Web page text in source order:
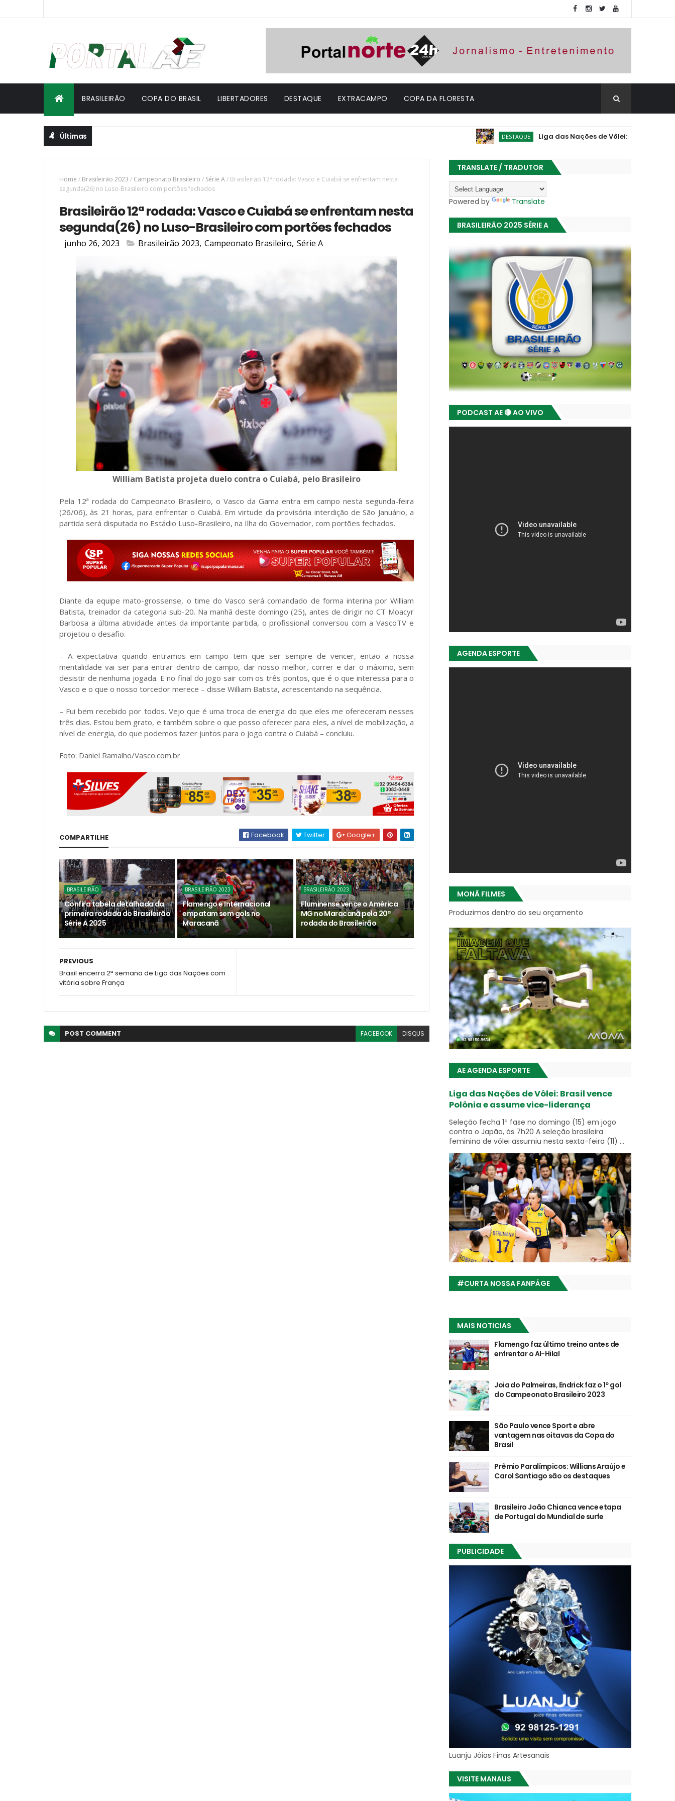
BRASILEIRÃO COPA DO BRASIL LIBERTADORES DESTAQUE EXTRACAMPO COPA DA FLORESTA
Últimas DESTAQUE Liga das Nações de Vôlei: Brasil vence
Home / Brasileirão 2023 / Campeonato Brasileiro / Série A/ Brasileirão 12ª rodada: Vasco e Cuiabá se enfrentam nesta
segunda(26) no Luso-Brasileiro com portões fechados
Brasileirão 12ª rodada: Vasco e Cuiabá se enfrentam nesta
segunda(26) no Luso-Brasileiro com portões fechados
junho 26, 2023 Brasileirão 2023, Campeonato Brasileiro, Série A
William Batista projeta duelo contra o Cuiabá, pelo Brasileiro
Pela 12ª rodada do Campeonato Brasileiro, o Vasco da Gama entra em campo nesta segunda-feira
(26/06), às 21 horas, para enfrentar o Cuiabá. Em virtude da provisória interdição de São Januário, a
partida será disputada no Estádio Luso-Brasileiro, na Ilha do Governador, com portões fechados.
Diante da equipe mato-grossense, o time do Vasco será comandado de forma interina por William
Batista, treinador da categoria sub-20. Na manhã deste domingo (25), antes de dirigir no CT Moacyr
Barbosa a última atividade antes da importante partida, o profissional conversou com a VascoTV e
projetou o desafio.
– A expectativa quando entramos em campo tem que ser sempre de vencer, então a nossa
mentalidade vai ser para entrar dentro de campo, dar nosso melhor, correr e dar o máximo, sem
desistir de nenhuma jogada. E no final do jogo sair com os três pontos, que é o que interessa para o
Vasco e o que o nosso torcedor merece – disse William Batista, acrescentando na sequência.
– Fui bem recebido por todos. Vejo que é uma troca de energia do que eles me ofereceram nesses
três dias. Estou bem grato, e também sobre o que posso oferecer para eles, a nível de mobilização, a
nível de energia, do que podemos fazer juntos para o jogo contra o Cuiabá – concluiu.
Foto: Daniel Ramalho/Vasco.com.br
COMPARTILHE Facebook Twitter Google+
BRASILEIRÃO
Confira tabela detalhada da
primeira rodada do Brasileirão
Série A 2025
BRASILEIRÃO 2023
Flamengo e Internacional
empatam sem gols no
Maracanã
BRASILEIRÃO 2023
Fluminense vence o América
MG no Maracanã pela 20ª
rodada do Brasileirão
PREVIOUS
Brasil encerra 2ª semana de Liga das Nações com
vitória sobre França
POST COMMENT FACEBOOK DISQUS
TRANSLATE / TRADUTOR
Powered by Translate
BRASILEIRÃO 2025 SÉRIE A
PODCAST AE 🔴 AO VIVO
AGENDA ESPORTE
MONÃ FILMES
Produzimos dentro do seu orçamento
AE AGENDA ESPORTE
Liga das Nações de Vôlei: Brasil vence
Polônia e assume vice-liderança
Seleção fecha 1ª fase no domingo (15) em jogo
contra o Japão, às 7h20 A seleção brasileira
feminina de vôlei assumiu nesta sexta-feira (11) ...
#CURTA NOSSA FANPÁGE
MAIS NOTICIAS
Flamengo faz último treino antes de
enfrentar o Al-Hilal
Joia do Palmeiras, Endrick faz o 1º gol
do Campeonato Brasileiro 2023
São Paulo vence Sport e abre
vantagem nas oitavas da Copa do
Brasil
Prêmio Paralímpicos: Willians Araújo e
Carol Santiago são os destaques
Brasileiro João Chianca vence etapa
de Portugal do Mundial de surfe
PUBLICIDADE
Luanju Jóias Finas Artesanais
VISITE MANAUS